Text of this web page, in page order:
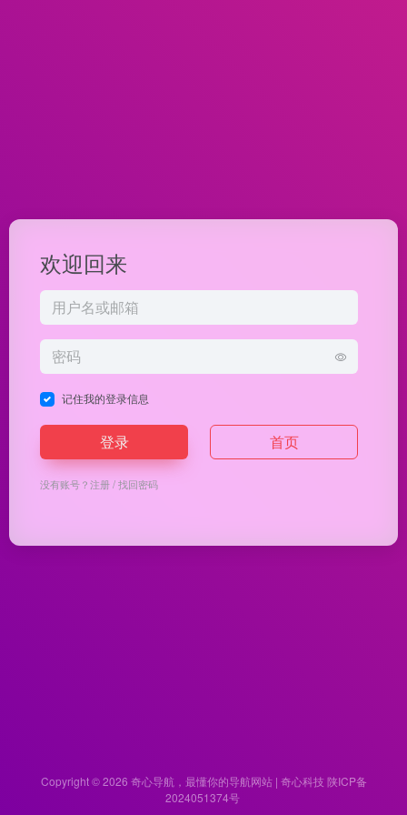
欢迎回来
记住我的登录信息
登录 首页
没有账号？注册/找回密码
Copyright © 2026 奇心导航，最懂你的导航网站 | 奇心科技 陕ICP备
2024051374号